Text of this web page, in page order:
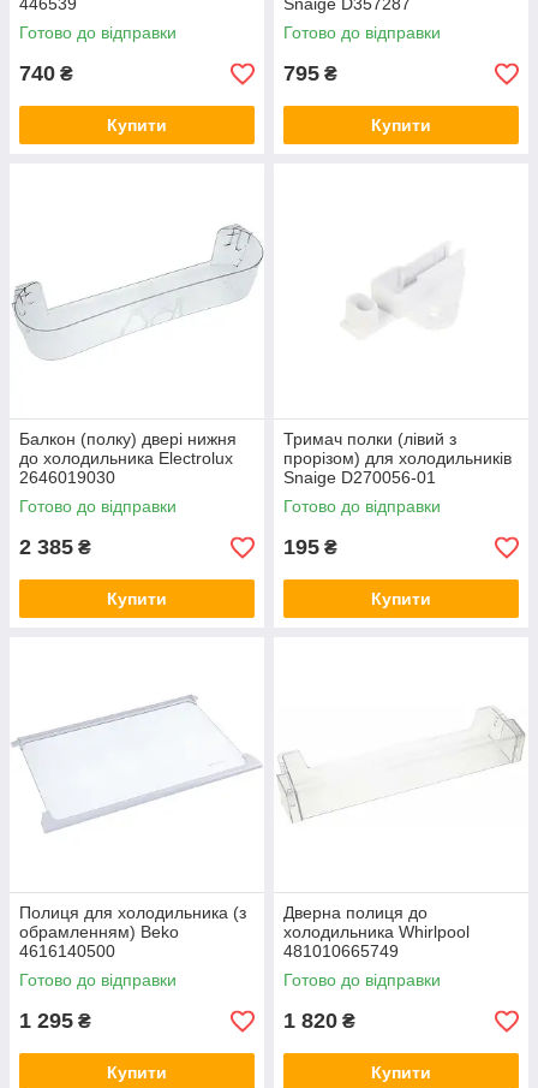
Готово до відправки
740 ₴
Купити
Готово до відправки
795 ₴
Купити
Балкон (полку) двері нижня
до холодильника Electrolux
2646019030
Готово до відправки
2 385 ₴
Купити
Тримач полки (лівий з
прорізом) для холодильників
Snaige D270056-01
Готово до відправки
195 ₴
Купити
Полиця для холодильника (з
обрамленням) Beko
4616140500
Готово до відправки
1 295 ₴
Купити
Дверна полиця до
холодильника Whirlpool
481010665749
Готово до відправки
1 820 ₴
Купити